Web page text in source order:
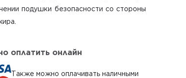
подушки безопасности со стороны
оплатить онлайн
Также можно оплачивать наличными